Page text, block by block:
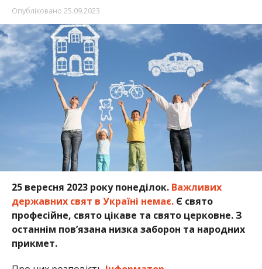
Опубліковано 25.09.2023
25 вересня 2023 року понеділок. Важливих
державних свят в Україні немає.Є свято
професійне, свято цікаве та свято церковне. З
останнім пов’язана низка заборон та народних
прикмет.